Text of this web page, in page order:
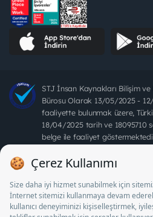
STJ İnsan Kaynakları Bilişim
Bürosu Olarak 13/05/2025 -
faaliyette bulunmak üzere,
18/04/2025 tarih ve 18095710
belge ile faaliyet